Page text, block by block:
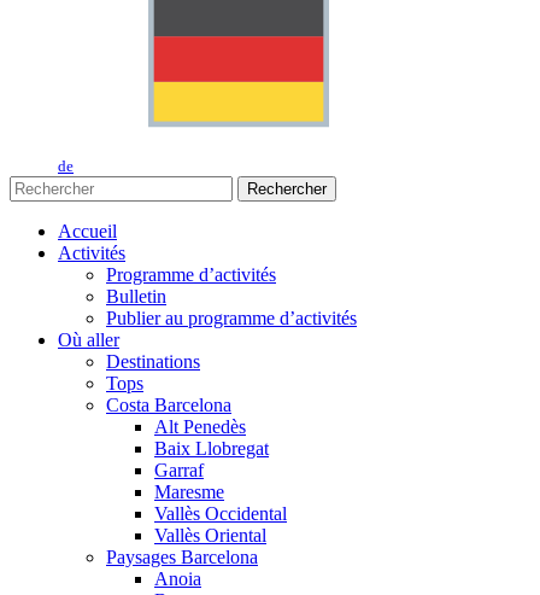
de
Rechercher
Accueil
Activités
Programme d’activités
Bulletin
Publier au programme d’activités
Où aller
Destinations
Tops
Costa Barcelona
Alt Penedès
Baix Llobregat
Garraf
Maresme
Vallès Occidental
Vallès Oriental
Paysages Barcelona
Anoia